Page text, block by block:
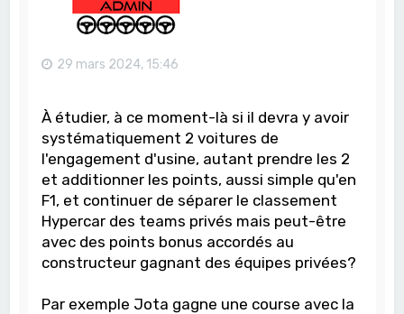
29 mars 2024, 15:46
À étudier, à ce moment-là si il devra y avoir
systématiquement 2 voitures de
l'engagement d'usine, autant prendre les 2
et additionner les points, aussi simple qu'en
F1, et continuer de séparer le classement
Hypercar des teams privés mais peut-être
avec des points bonus accordés au
constructeur gagnant des équipes privées?
Par exemple Jota gagne une course avec la